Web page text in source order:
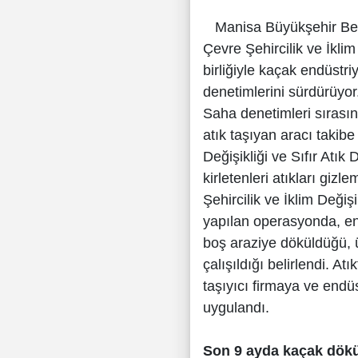
Manisa Büyükşehir
Çevre Şehircilik ve
birliğiyle kaçak
denetimlerini
Saha denetimleri
atık taşıyan aracı
Değişikliği ve Sıfır Atık
kirletenleri atıkları
Şehircilik ve İklim
yapılan operasyonda,
boş araziye döküldüğü,
çalışıldığı belirlendi.
taşıyıcı firmaya ve
uygulandı.
Son 9 ayda kaçak